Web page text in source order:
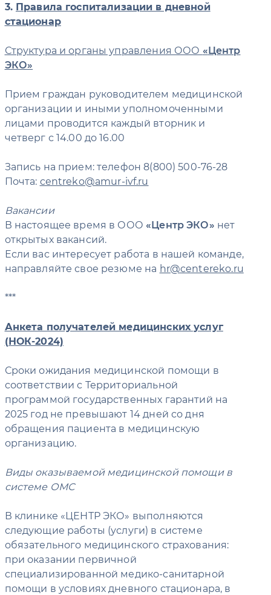
3. Правила госпитализации в дневной
стационар
Структура и органы управления ООО
Центр
ЭКО
Прием граждан руководителем медицинской
организации и иными уполномоченными
лицами проводится каждый вторник и
четверг с 14.00 до 16.00
Запись на прием: телефон 8(800) 500-76-28
Почта: centreko@amur-ivf.ru
Вакансии
В настоящее время в ООО
Центр ЭКО
нет
открытых вакансий.
Если вас интересует работа в нашей команде,
направляйте свое резюме на hr@centereko.ru
***
Анкета получателей медицинских услуг
(НОК-2024)
Сроки ожидания медицинской помощи в
соответствии с Территориальной
программой государственных гарантий на
2025 год не превышают 14 дней со дня
обращения пациента в медицинскую
организацию.
Виды оказываемой медицинской помощи в
системе ОМС
В клинике «ЦЕНТР ЭКО» выполняются
следующие работы (услуги) в системе
обязательного медицинского страхования:
при оказании первичной
специализированной медико-санитарной
помощи в условиях дневного стационара, в